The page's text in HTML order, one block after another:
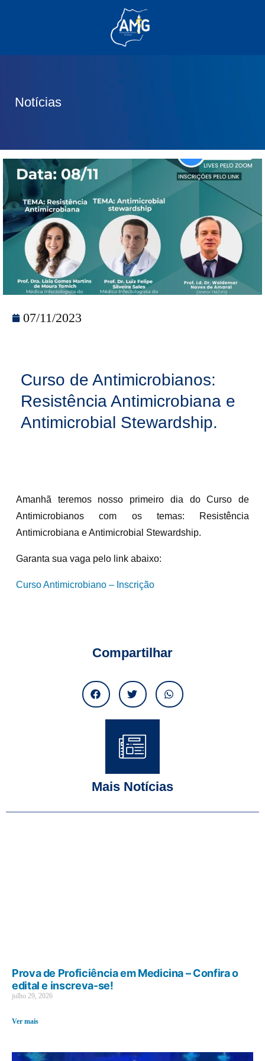
Notícias
07/11/2023
Curso de Antimicrobianos:
Resistência Antimicrobiana e
Antimicrobial Stewardship.
Amanhã teremos nosso primeiro dia do Curso de
Antimicrobianos com os temas: Resistência
Antimicrobiana e Antimicrobial Stewardship.
Garanta sua vaga pelo link abaixo:
Curso Antimicrobiano – Inscrição
Compartilhar
Mais Notícias
Prova de Proficiência em Medicina – Confira o
edital e inscreva-se!
julho 29, 2026
Ver mais